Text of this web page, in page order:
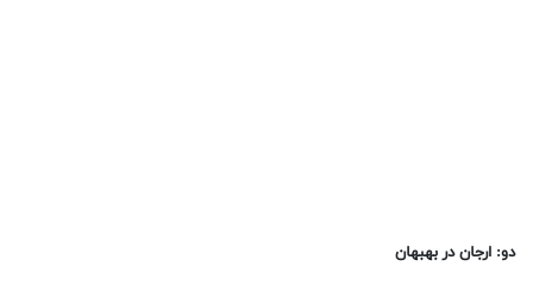
دو: ارجان در بهبهان